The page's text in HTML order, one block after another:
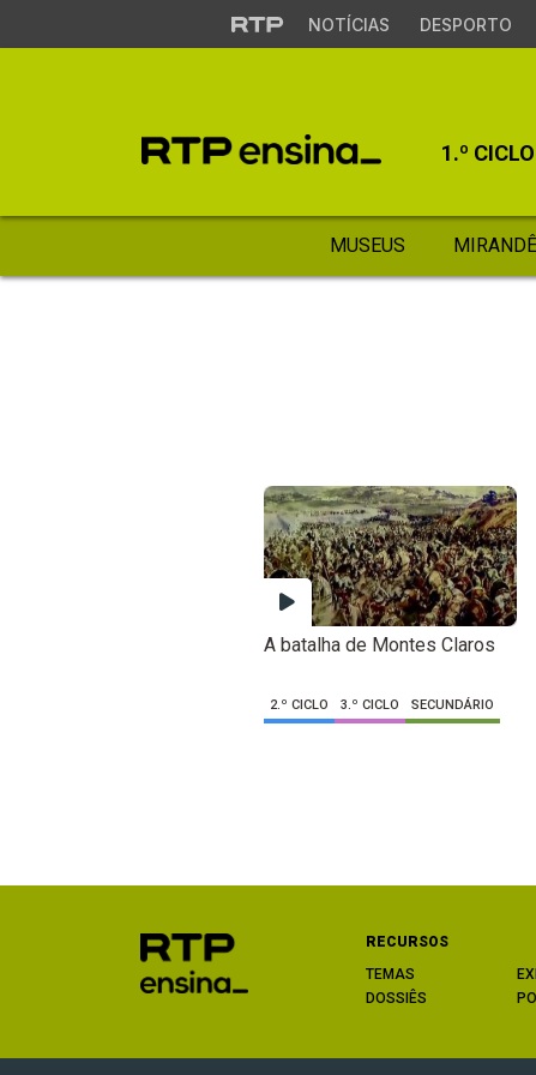
NOTÍCIAS DESPORTO
1.º CICLO
MUSEUS
A batalha de Montes Claros
2.º CICLO 3.º CICLO SECUNDÁRIO
RECURSOS
TEMAS
DOSSIÊS